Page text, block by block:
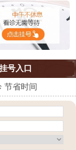
号入口
节省时间